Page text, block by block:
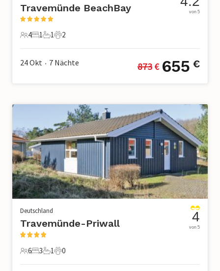
Travemünde BeachBay
4 Gäste
4
1 Schlafzimmer
1
1 Badezimmer
1
2 Haustiere
2
von 5
24 Okt • 7 Nächte 873 € 655 €
Deutschland
Travemünde-Priwall
6 Gäste
6
3 Schlafzimmer
3
1 Badezimmer
1
0 Haustiere
0
4
von 5